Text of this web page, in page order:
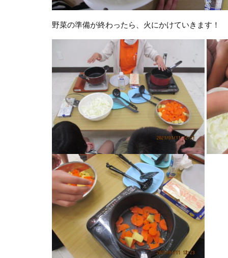
野菜の準備が終わったら、火にかけていきます！